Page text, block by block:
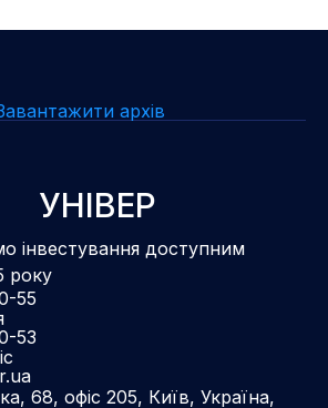
архів
УНІВЕР
інвестування доступним
року
55
53
68, офіс 205, Київ, Україна,